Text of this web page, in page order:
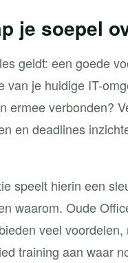
je soepel
geldt: een goede
van je huidige IT-
ermee verbonden?
en deadlines
speelt hierin een
waarom. Oude
veel
training aan waar